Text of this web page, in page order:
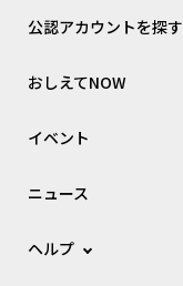
公認アカウントを探す
おしえてNOW
イベント
ニュース
ヘルプ